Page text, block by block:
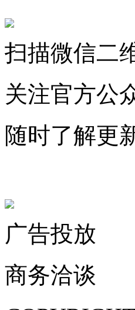
扫描微信二
关注官方公
随时了解更
广告投放
商务洽谈